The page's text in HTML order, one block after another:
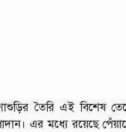
তৈরি এই বিশেষ
এর মধ্যে রয়েছে